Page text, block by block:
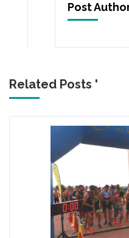
Post
Related Posts '